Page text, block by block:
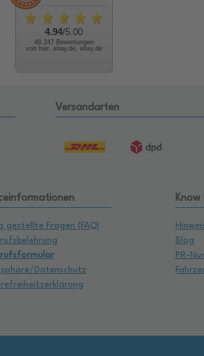
4.94/5.00
48.247 Bewertungen
von hier, ebay.de, ebay.de
Versandarten
gestellte Fragen (FAQ)
Datenschutz
Know
Blog
PR-